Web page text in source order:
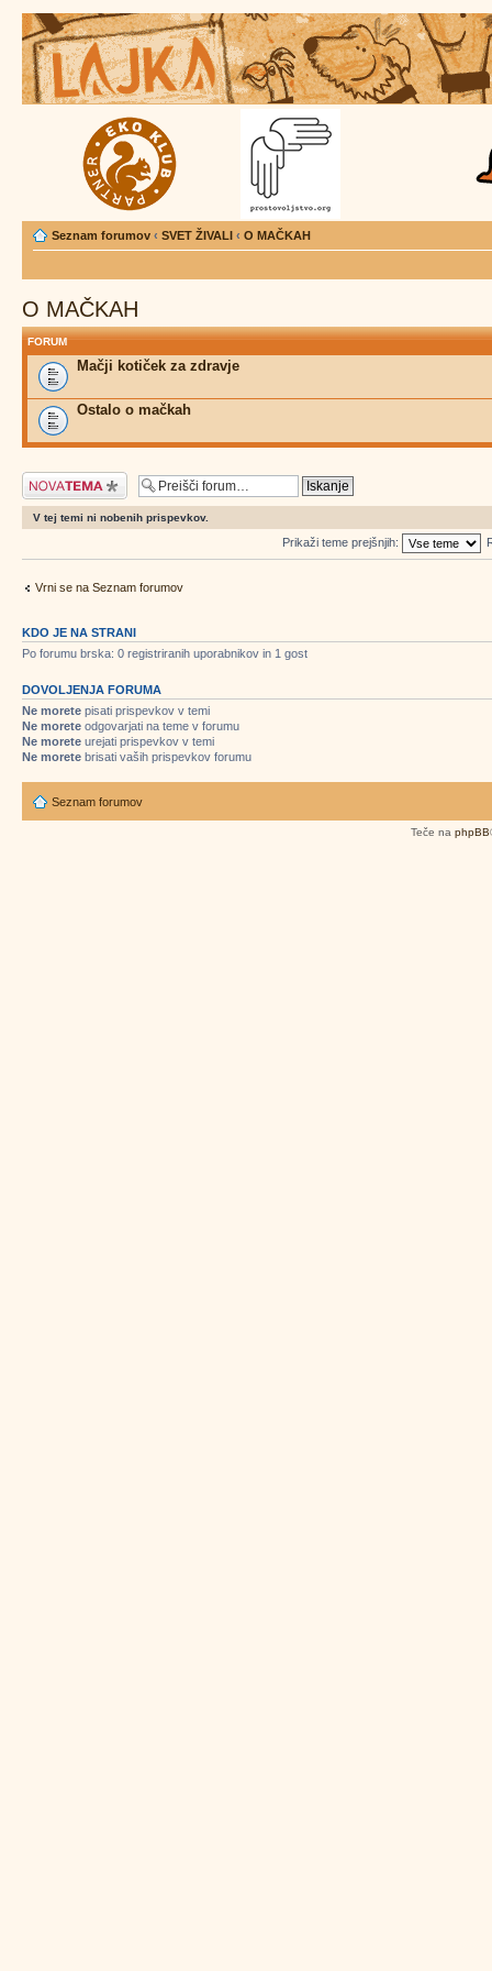
Seznam forumov ‹ SVET ŽIVALI ‹ O MAČKAH
O MAČKAH
FORUM
Mačji kotiček za zdravje
Ostalo o mačkah
Napiši novo temo
V tej temi ni nobenih prispevkov.
Prikaži teme prejšnjih:
Vrni se na Seznam forumov
KDO JE NA STRANI
Po forumu brska: 0 registriranih uporabnikov in 1 gost
DOVOLJENJA FORUMA
Ne morete pisati prispevkov v temi
Ne morete odgovarjati na teme v forumu
Ne morete urejati prispevkov v temi
Ne morete brisati vaših prispevkov forumu
Seznam forumov
Teče na phpBB